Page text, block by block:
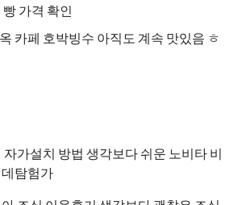
가격 확인
카페 호박빙수 아직도 계속 맛있음 ㅎ
자가설치 방법 생각보다 쉬운 노비타 비
탐험가